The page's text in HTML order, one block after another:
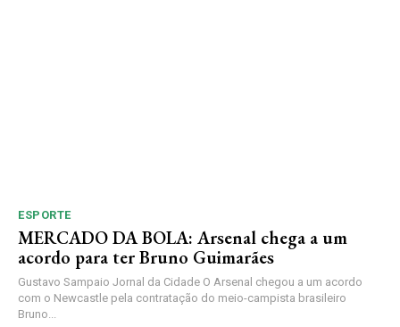
ESPORTE
MERCADO DA BOLA: Arsenal chega a um
acordo para ter Bruno Guimarães
Gustavo Sampaio Jornal da Cidade O Arsenal chegou a um acordo
com o Newcastle pela contratação do meio-campista brasileiro
Bruno...